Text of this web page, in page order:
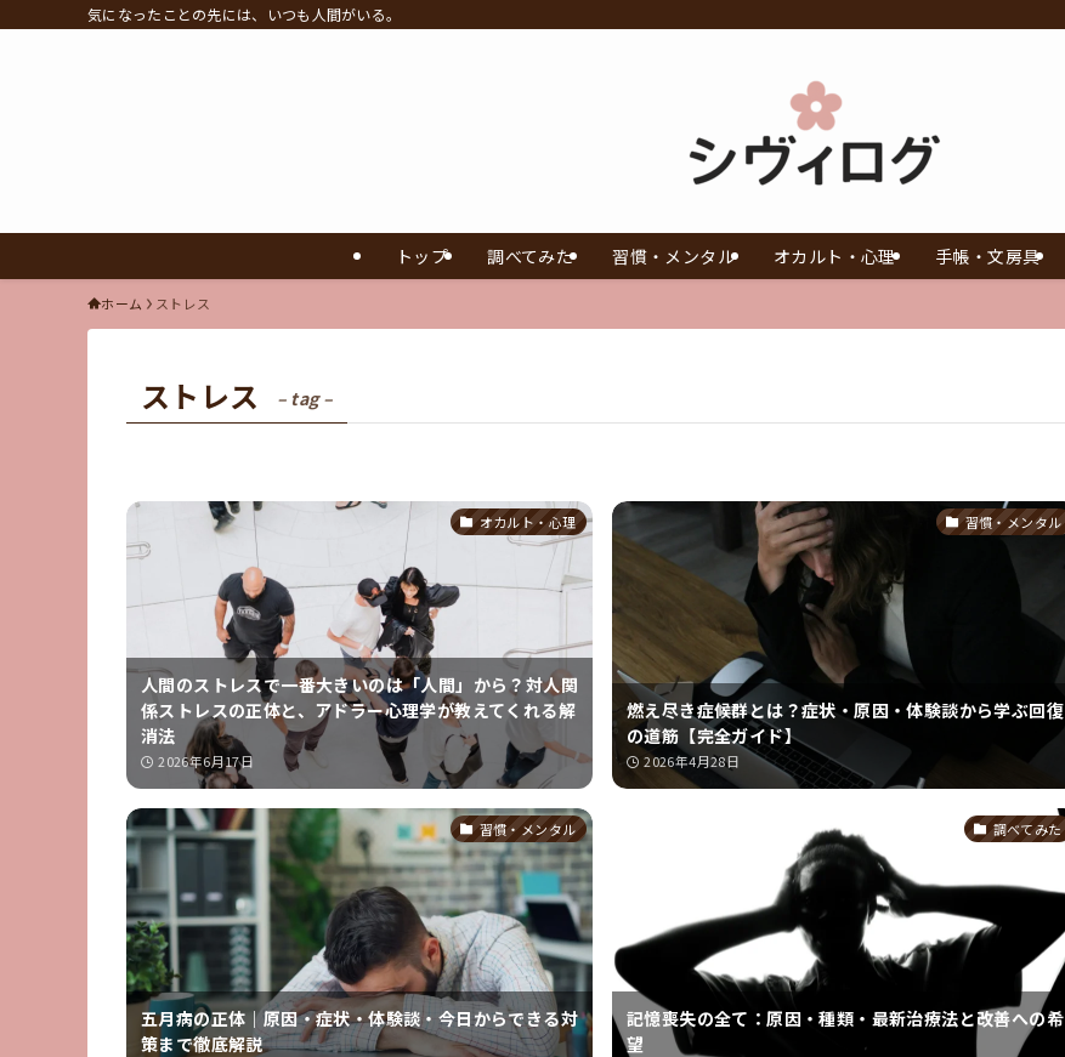
気になったことの先には、いつも人間がいる。
トップ 調べてみた 習慣・メンタル オカルト・心理 手帳・文房具
ホーム ストレス
ストレス – tag –
オカルト・心理
人間のストレスで一番大きいのは「人間」から？対人関
係ストレスの正体と、アドラー心理学が教えてくれる解
消法
2026年6月17日
習慣・メンタル
燃え尽き症候群とは？症状・原因・体験談から学ぶ回復
の道筋【完全ガイド】
2026年4月28日
習慣・メンタル
五月病の正体｜原因・症状・体験談・今日からできる対
策まで徹底解説
調べてみた
記憶喪失の全て：原因・種類・最新治療法と改善への希
望